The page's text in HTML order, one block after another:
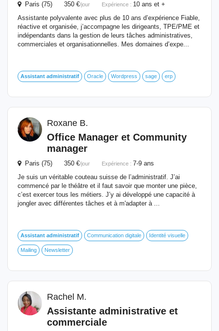
Paris (75) 350 €/jour Expérience : 10 ans et +
Assistante polyvalente avec plus de 10 ans d’expérience Fiable,
réactive et organisée, j’accompagne les dirigeants, TPE/PME et
indépendants dans la gestion de leurs tâches administratives,
commerciales et organisationnelles. Mes domaines d’expe...
Assistant administratif Oracle Wordpress sage erp
Roxane B.
Office Manager et Community
manager
Paris (75) 350 €/jour Expérience : 7-9 ans
Je suis un véritable couteau suisse de l’administratif. J’ai
commencé par le théâtre et il faut savoir que monter une pièce,
c’est exercer tous les métiers. J’y ai développé une capacité à
jongler avec différentes tâches et à m'adapter à ...
Assistant administratif Communication digitale Identité visuelle
Mailing Newsletter
Rachel M.
Assistante administrative et
commerciale